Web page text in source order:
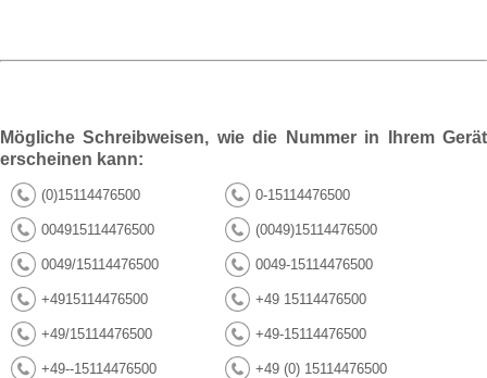
Mögliche Schreibweisen, wie die Nummer in Ihrem Gerät
erscheinen kann:
(0)15114476500 0-15114476500
004915114476500 (0049)15114476500
0049/15114476500 0049-15114476500
+4915114476500 +49 15114476500
+49/15114476500 +49-15114476500
+49--15114476500 +49 (0) 15114476500